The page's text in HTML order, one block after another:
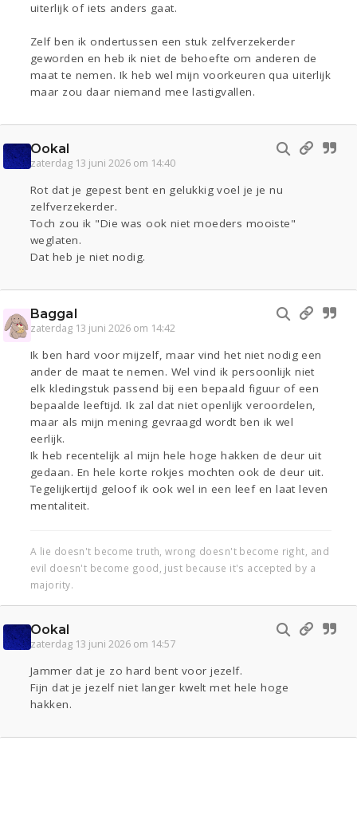
uiterlijk of iets anders gaat.
Zelf ben ik ondertussen een stuk zelfverzekerder
geworden en heb ik niet de behoefte om anderen de
maat te nemen. Ik heb wel mijn voorkeuren qua uiterlijk
maar zou daar niemand mee lastigvallen.
Ookal
zaterdag 13 juni 2026 om 14:40
Rot dat je gepest bent en gelukkig voel je je nu
zelfverzekerder.
Toch zou ik "Die was ook niet moeders mooiste"
weglaten.
Dat heb je niet nodig.
Baggal
zaterdag 13 juni 2026 om 14:42
Ik ben hard voor mijzelf, maar vind het niet nodig een
ander de maat te nemen. Wel vind ik persoonlijk niet
elk kledingstuk passend bij een bepaald figuur of een
bepaalde leeftijd. Ik zal dat niet openlijk veroordelen,
maar als mijn mening gevraagd wordt ben ik wel
eerlijk.
Ik heb recentelijk al mijn hele hoge hakken de deur uit
gedaan. En hele korte rokjes mochten ook de deur uit.
Tegelijkertijd geloof ik ook wel in een leef en laat leven
mentaliteit.
A lie doesn't become truth, wrong doesn't become right, and
evil doesn't become good, just because it's accepted by a
majority.
Ookal
zaterdag 13 juni 2026 om 14:57
Jammer dat je zo hard bent voor jezelf.
Fijn dat je jezelf niet langer kwelt met hele hoge
hakken.